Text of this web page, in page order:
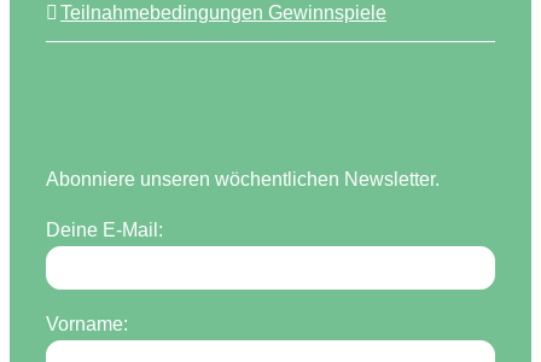
Teilnahmebedingungen Gewinnspiele
Abonniere unseren wöchentlichen Newsletter.
Deine E-Mail:
Vorname: